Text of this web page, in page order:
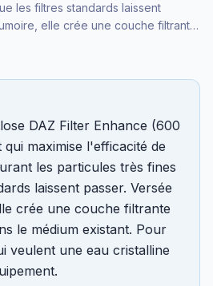
les filtres standards laissent
elle crée une couche filtrante
DAZ Filter Enhance (600
maximise l'efficacité de
les particules très fines
laissent passer. Versée
crée une couche filtrante
le médium existant. Pour
veulent une eau cristalline